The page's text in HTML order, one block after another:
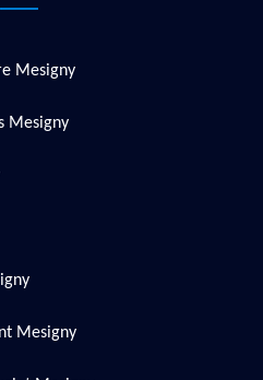
Mesigny
Mesigny
Mesigny